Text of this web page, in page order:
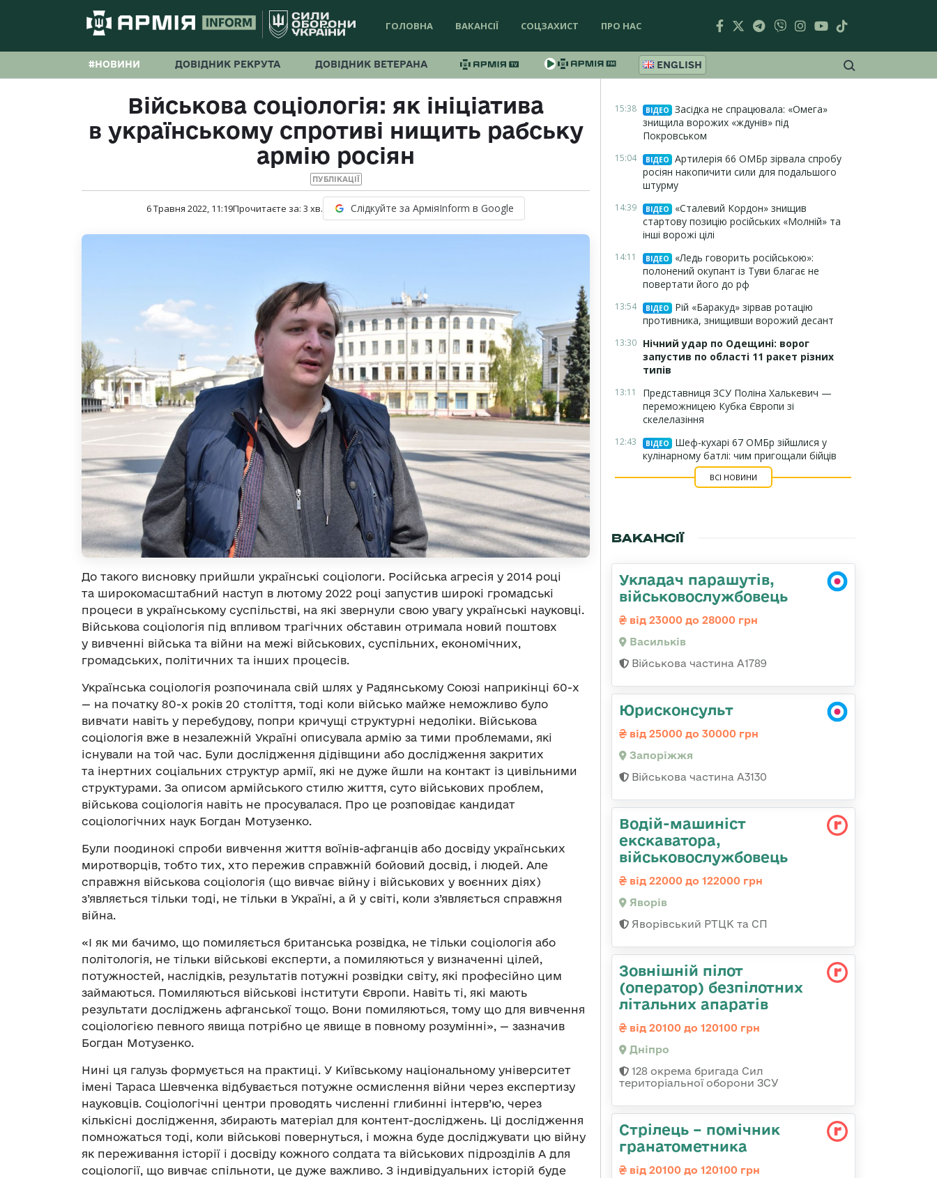
ГОЛОВНА ВАКАНСІЇ СОЦЗАХИСТ ПРО НАС
#НОВИНИ ДОВІДНИК РЕКРУТА ДОВІДНИК ВЕТЕРАНА ENGLISH
Військова соціологія: як ініціатива
в українському спротиві нищить рабську
армію росіян
ПУБЛІКАЦІЇ
6 Травня 2022, 11:19Прочитаєте за: 3 хв. Слідкуйте за АрміяInform в Google
До такого висновку прийшли українські соціологи. Російська агресія у 2014 році
та широкомасштабний наступ в лютому 2022 році запустив широкі громадські
процеси в українському суспільстві, на які звернули свою увагу українські науковці.
Військова соціологія під впливом трагічних обставин отримала новий поштовх
у вивченні війська та війни на межі військових, суспільних, економічних,
громадських, політичних та інших процесів.
Українська соціологія розпочинала свій шлях у Радянському Союзі наприкінці 60-х
— на початку 80-х років 20 століття, тоді коли військо майже неможливо було
вивчати навіть у перебудову, попри кричущі структурні недоліки. Військова
соціологія вже в незалежній Україні описувала армію за тими проблемами, які
існували на той час. Були дослідження дідівщини або дослідження закритих
та інертних соціальних структур армії, які не дуже йшли на контакт із цивільними
структурами. За описом армійського стилю життя, суто військових проблем,
військова соціологія навіть не просувалася. Про це розповідає кандидат
соціологічних наук Богдан Мотузенко.
Були поодинокі спроби вивчення життя воїнів-афганців або досвіду українських
миротворців, тобто тих, хто пережив справжній бойовий досвід, і людей. Але
справжня військова соціологія (що вивчає війну і військових у воєнних діях)
з’являється тільки тоді, не тільки в Україні, а й у світі, коли з’являється справжня
війна.
«І як ми бачимо, що помиляється британська розвідка, не тільки соціологія або
політологія, не тільки військові експерти, а помиляються у визначенні цілей,
потужностей, наслідків, результатів потужні розвідки світу, які професійно цим
займаються. Помиляються військові інститути Європи. Навіть ті, які мають
результати досліджень афганської тощо. Вони помиляються, тому що для вивчення
соціологією певного явища потрібно це явище в повному розумінні», — зазначив
Богдан Мотузенко.
Нині ця галузь формується на практиці. У Київському національному університет
імені Тараса Шевченка відбувається потужне осмислення війни через експертизу
науковців. Соціологічні центри проводять численні глибинні інтерв’ю, через
кількісні дослідження, збирають матеріал для контент-досліджень. Ці дослідження
помножаться тоді, коли військові повернуться, і можна буде досліджувати цю війну
як переживання історії і досвіду кожного солдата та військових підрозділів А для
соціології, що вивчає спільноти, це дуже важливо. З індивідуальних історій буде
15:38 ВІДЕО
Засідка не спрацювала: «Омега»
знищила ворожих «ждунів» під
Покровськом
15:04 ВІДЕО
Артилерія 66 ОМБр зірвала спробу
росіян накопичити сили для подальшого
штурму
14:39 ВІДЕО
«Сталевий Кордон» знищив
стартову позицію російських «Молній» та
інші ворожі цілі
14:11 ВІДЕО
«Ледь говорить російською»:
полонений окупант із Туви благає не
повертати його до рф
13:54 ВІДЕО
Рій «Баракуд» зірвав ротацію
противника, знищивши ворожий десант
13:30 Нічний удар по Одещині: ворог
запустив по області 11 ракет різних
типів
13:11
Представниця ЗСУ Поліна Халькевич —
переможницею Кубка Європи зі
скелелазіння
12:43 ВІДЕО
Шеф-кухарі 67 ОМБр зійшлися у
кулінарному батлі: чим пригощали бійців
ВСІ НОВИНИ
ВАКАНСІЇ
Укладач парашутів,
військовослужбовець
від 23000 до 28000 грн
Васильків
Військова частина А1789
Юрисконсульт
від 25000 до 30000 грн
Запоріжжя
Військова частина А3130
Водій-машиніст
екскаватора,
військовослужбовець
від 22000 до 122000 грн
Яворів
Яворівський РТЦК та СП
Зовнішній пілот
(оператор) безпілотних
літальних апаратів
від 20100 до 120100 грн
Дніпро
128 окрема бригада Сил
територіальної оборони ЗСУ
Стрілець – помічник
гранатометника
від 20100 до 120100 грн